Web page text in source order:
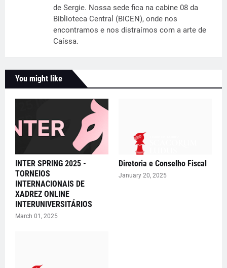
de Sergie. Nossa sede fica na cabine 08 da
Biblioteca Central (BICEN), onde nos
encontramos e nos distraímos com a arte de
Caíssa.
You might like
INTER SPRING 2025 -
TORNEIOS
INTERNACIONAIS DE
XADREZ ONLINE
INTERUNIVERSITÁRIOS
March 01, 2025
Diretoria e Conselho Fiscal
January 20, 2025